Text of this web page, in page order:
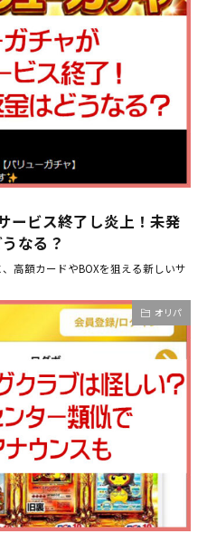
ービス終了し炎上！未発
なる？
高額カードやBOXを狙える新しいサ
オリパ